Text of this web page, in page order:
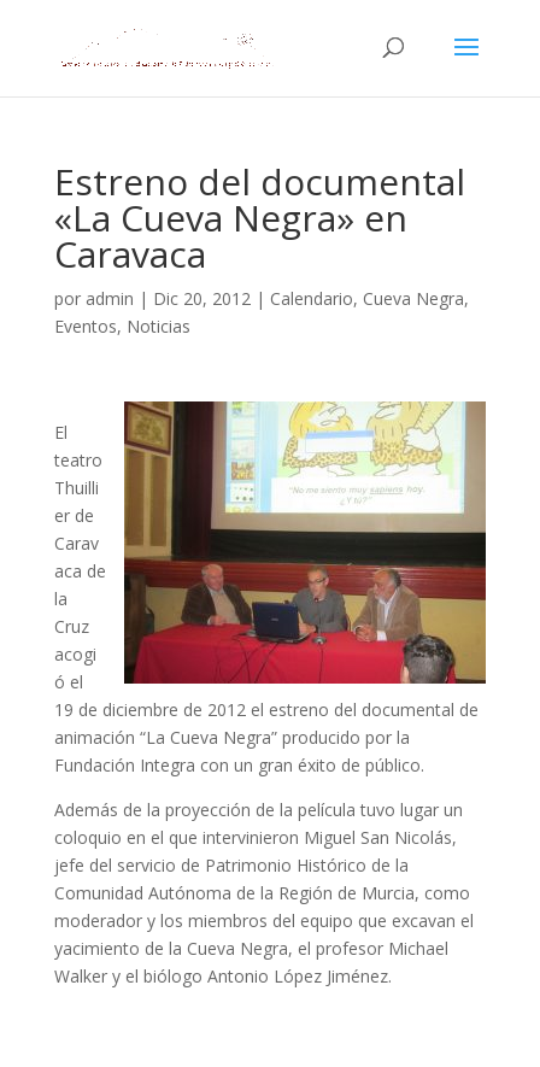
Estreno del documental
«La Cueva Negra» en
Caravaca
por admin | Dic 20, 2012| Calendario, Cueva Negra,
Eventos, Noticias
El
teatro
Thuilli
er de
Carav
aca de
la
Cruz
acogi
ó el
19 de diciembre de 2012 el estreno del documental de
animación “La Cueva Negra” producido por la
Fundación Integra con un gran éxito de público.
Además de la proyección de la película tuvo lugar un
coloquio en el que intervinieron Miguel San Nicolás,
jefe del servicio de Patrimonio Histórico de la
Comunidad Autónoma de la Región de Murcia, como
moderador y los miembros del equipo que excavan el
yacimiento de la Cueva Negra, el profesor Michael
Walker y el biólogo Antonio López Jiménez.